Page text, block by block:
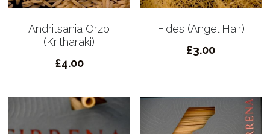
Andritsania Orzo
(Kritharaki)
£4.00
Fides (Angel Hair)
£3.00